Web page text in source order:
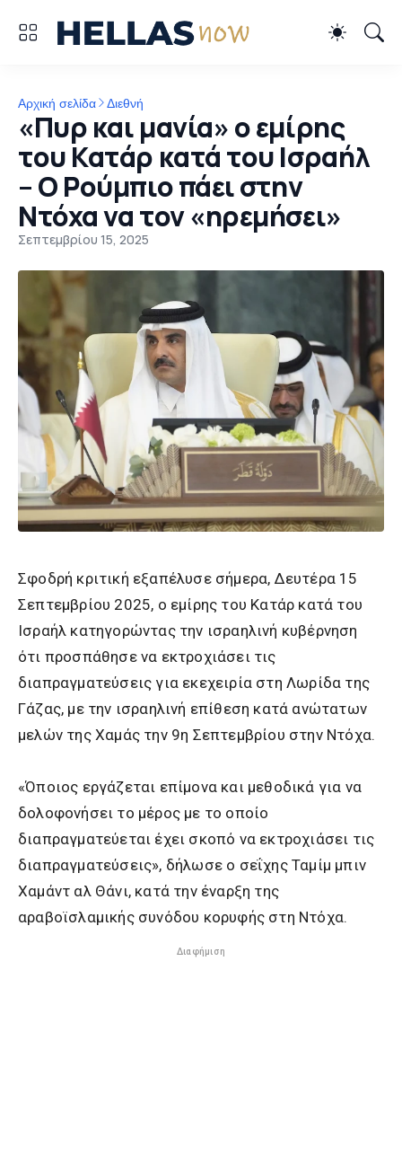
Αρχική σελίδα Διεθνή
«Πυρ και μανία» ο εμίρης
του Κατάρ κατά του Ισραήλ
– Ο Ρούμπιο πάει στην
Ντόχα να τον «ηρεμήσει»
Σεπτεμβρίου 15, 2025
Σφοδρή κριτική εξαπέλυσε σήμερα, Δευτέρα 15
Σεπτεμβρίου 2025, ο εμίρης του Κατάρ κατά του
Ισραήλ κατηγορώντας την ισραηλινή κυβέρνηση
ότι προσπάθησε να εκτροχιάσει τις
διαπραγματεύσεις για εκεχειρία στη Λωρίδα της
Γάζας, με την ισραηλινή επίθεση κατά ανώτατων
μελών της Χαμάς την 9η Σεπτεμβρίου στην Ντόχα.
«Όποιος εργάζεται επίμονα και μεθοδικά για να
δολοφονήσει το μέρος με το οποίο
διαπραγματεύεται έχει σκοπό να εκτροχιάσει τις
διαπραγματεύσεις», δήλωσε ο σεΐχης Ταμίμ μπιν
Χαμάντ αλ Θάνι, κατά την έναρξη της
αραβοϊσλαμικής συνόδου κορυφής στη Ντόχα.
Διαφήμιση